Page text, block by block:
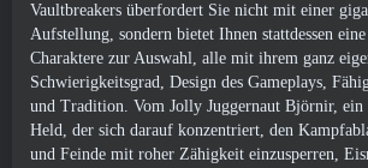
Vaultbreakers überfordert Sie nicht mit einer
Aufstellung, sondern bietet Ihnen stattdessen
Charaktere zur Auswahl, alle mit ihrem ganz
Schwierigkeitsgrad, Design des Gameplays,
und Tradition. Vom Jolly Juggernaut Björnir,
Held, der sich darauf konzentriert, den
und Feinde mit roher Zähigkeit einzusperren,